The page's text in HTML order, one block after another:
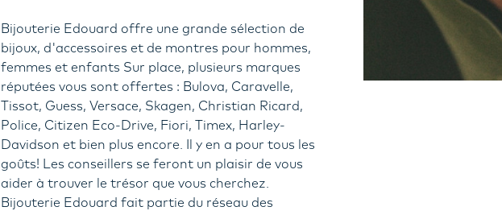
Bijouterie Edouard offre une grande sélection de
bijoux, d'accessoires et de montres pour hommes,
femmes et enfants Sur place, plusieurs marques
réputées vous sont offertes : Bulova, Caravelle,
Tissot, Guess, Versace, Skagen, Christian Ricard,
Police, Citizen Eco-Drive, Fiori, Timex, Harley-
Davidson et bien plus encore. Il y en a pour tous les
goûts! Les conseillers se feront un plaisir de vous
aider à trouver le trésor que vous cherchez.
Bijouterie Edouard fait partie du réseau des